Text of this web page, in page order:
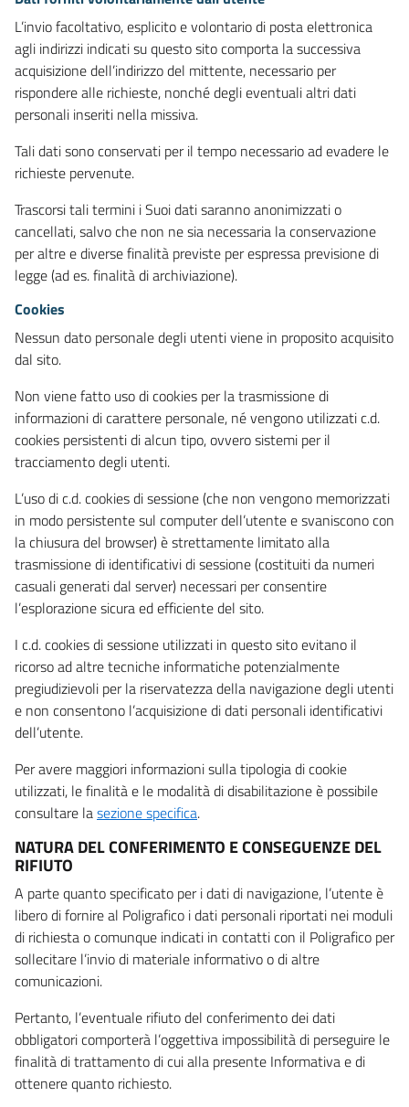
L’invio facoltativo, esplicito e volontario di posta elettronica
agli indirizzi indicati su questo sito comporta la successiva
acquisizione dell’indirizzo del mittente, necessario per
rispondere alle richieste, nonché degli eventuali altri dati
personali inseriti nella missiva.
Tali dati sono conservati per il tempo necessario ad evadere le
richieste pervenute.
Trascorsi tali termini i Suoi dati saranno anonimizzati o
cancellati, salvo che non ne sia necessaria la conservazione
per altre e diverse finalità previste per espressa previsione di
legge (ad es. finalità di archiviazione).
Cookies
Nessun dato personale degli utenti viene in proposito acquisito
dal sito.
Non viene fatto uso di cookies per la trasmissione di
informazioni di carattere personale, né vengono utilizzati c.d.
cookies persistenti di alcun tipo, ovvero sistemi per il
tracciamento degli utenti.
L’uso di c.d. cookies di sessione (che non vengono memorizzati
in modo persistente sul computer dell’utente e svaniscono con
la chiusura del browser) è strettamente limitato alla
trasmissione di identificativi di sessione (costituiti da numeri
casuali generati dal server) necessari per consentire
l’esplorazione sicura ed efficiente del sito.
I c.d. cookies di sessione utilizzati in questo sito evitano il
ricorso ad altre tecniche informatiche potenzialmente
pregiudizievoli per la riservatezza della navigazione degli utenti
e non consentono l’acquisizione di dati personali identificativi
dell’utente.
Per avere maggiori informazioni sulla tipologia di cookie
utilizzati, le finalità e le modalità di disabilitazione è possibile
consultare lasezione specifica.
NATURA DEL CONFERIMENTO E CONSEGUENZE DEL
RIFIUTO
A parte quanto specificato per i dati di navigazione, l’utente è
libero di fornire al Poligrafico i dati personali riportati nei moduli
di richiesta o comunque indicati in contatti con il Poligrafico per
sollecitare l’invio di materiale informativo o di altre
comunicazioni.
Pertanto, l’eventuale rifiuto del conferimento dei dati
obbligatori comporterà l’oggettiva impossibilità di perseguire le
finalità di trattamento di cui alla presente Informativa e di
ottenere quanto richiesto.